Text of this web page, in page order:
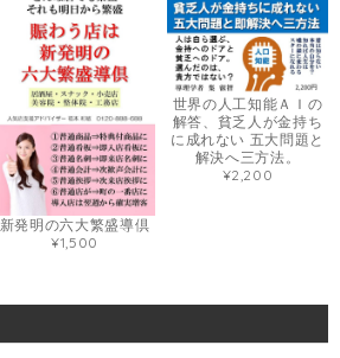
新発明の六大繁盛導倶
¥1,500
世界の人工知能ＡＩの
解答、貧乏人が金持ち
に成れない 五大問題と
解決へ三方法。
¥2,200